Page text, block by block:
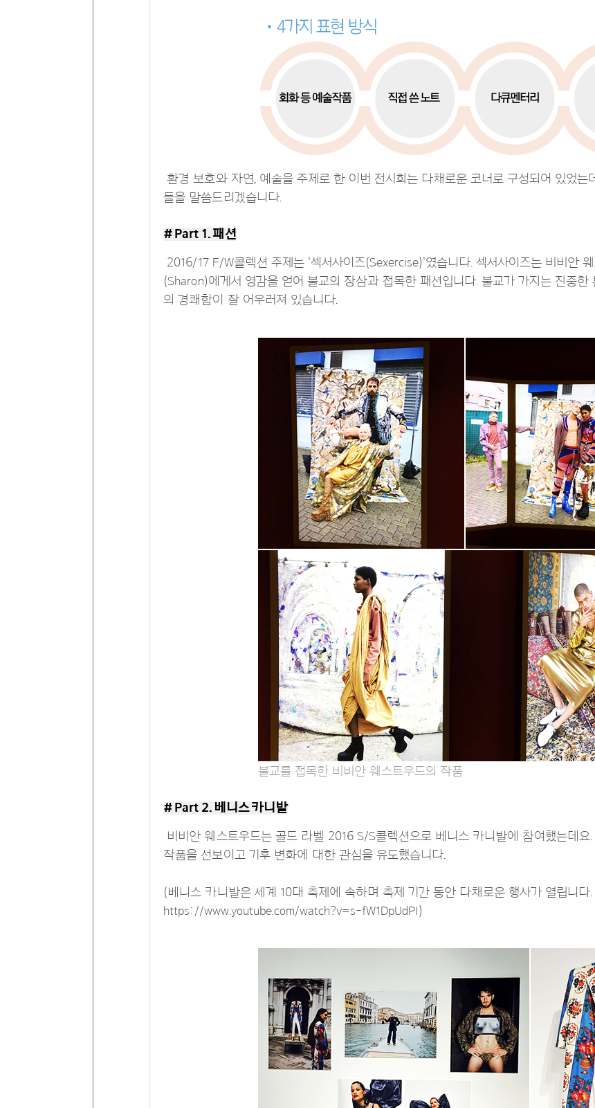
환경 보호와 자연, 예술을 주제로 한 이번 전시회는 다채로운 코너로 구성되어 있었는
들을 말씀드리겠습니다.
# Part 1. 패션
2016/17 F/W콜렉션 주제는 '섹서사이즈(Sexercise)'였습니다. 섹서사이즈는 비비안
(Sharon)에게서 영감을 얻어 불교의 장삼과 접목한 패션입니다. 불교가 가지는 진중
의 경쾌함이 잘 어우러져 있습니다.
불교를 접목한 비비안 웨스트우드의 작품
# Part 2. 베니스 카니발
비비안 웨스트우드는 골드 라벨 2016 S/S콜렉션으로 베니스 카니발에 참여했는데요
작품을 선보이고 기후 변화에 대한 관심을 유도했습니다.
(베니스 카니발은 세계 10대 축제에 속하며 축제 기간 동안 다채로운 행사가 열립니다
https://www.youtube.com/watch?v=s-fW1DpUdPI)